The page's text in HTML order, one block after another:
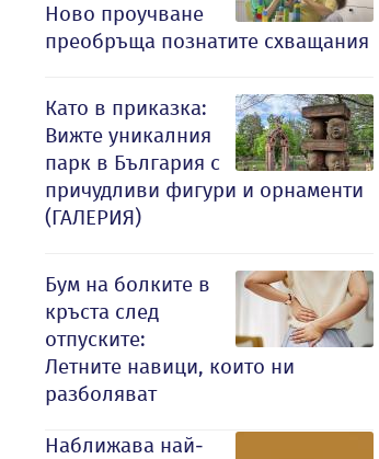
Ново проучване
преобръща познатите схващания
Като в приказка:
Вижте уникалния
парк в България с
причудливи фигури и орнаменти
(ГАЛЕРИЯ)
Бум на болките в
кръста след
отпуските:
Летните навици, които ни
разболяват
Наближава най-